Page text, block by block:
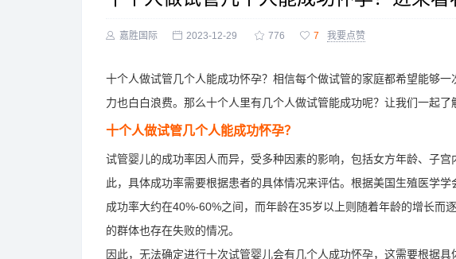
 嘉胜国际  2023-12-29  776  7 我要点赞
十个人做试管几个人能成功怀孕？相信每个做试管的家庭都希望能够
力也白白浪费。那么十个人里有几个人做试管能成功呢？让我们一起了
十个人做试管几个人能成功怀孕？
试管婴儿的成功率因人而异，受多种因素的影响，包括女方年龄、子
此，具体成功率需要根据患者的具体情况来评估。根据美国生殖医学
成功率大约在40%-60%之间，而年龄在35岁以上则随着年龄的增长而
的群体也存在失败的情况。
因此，无法确定进行十次试管婴儿会有几个人成功怀孕，这需要根据